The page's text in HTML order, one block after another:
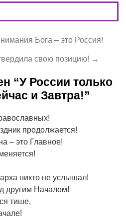
Бога – это Россия!
свою позицию! →
“У России только
и Завтра!”
продолжается!
– это Главное!
никто не услышал!
другим Началом!
тише,